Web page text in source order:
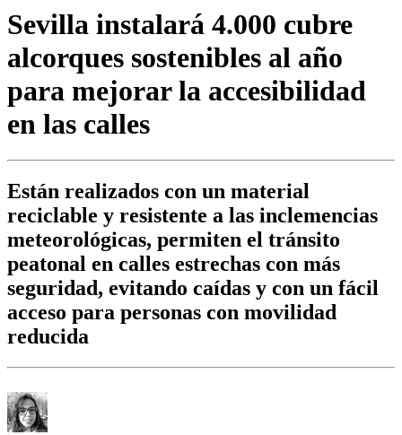
Sevilla instalará 4.000 cubre
alcorques sostenibles al año
para mejorar la accesibilidad
en las calles
Están realizados con un material
reciclable y resistente a las inclemencias
meteorológicas, permiten el tránsito
peatonal en calles estrechas con más
seguridad, evitando caídas y con un fácil
acceso para personas con movilidad
reducida